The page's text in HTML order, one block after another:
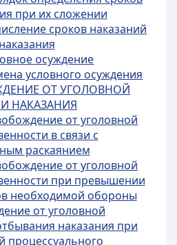
при их сложении
сроков наказаний
осуждение
условного осуждения
ОТ УГОЛОВНОЙ
НАКАЗАНИЯ
от уголовной
в связи с
раскаянием
от уголовной
при превышении
необходимой обороны
от уголовной
наказания при
процессуального